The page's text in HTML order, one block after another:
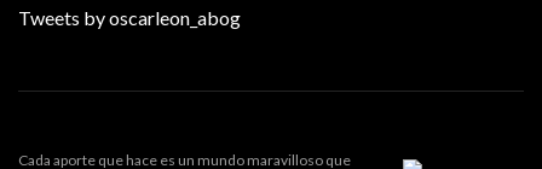
Tweets by oscarleon_abog
Cada aporte que hace es un mundo maravilloso que